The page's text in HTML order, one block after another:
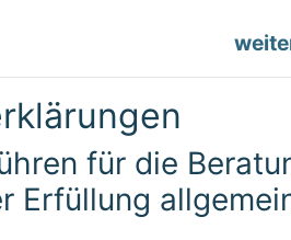
für die
Erfüllung